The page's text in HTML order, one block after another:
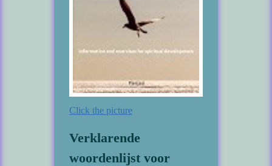
Click the picture
Verklarende
woordenlijst voor